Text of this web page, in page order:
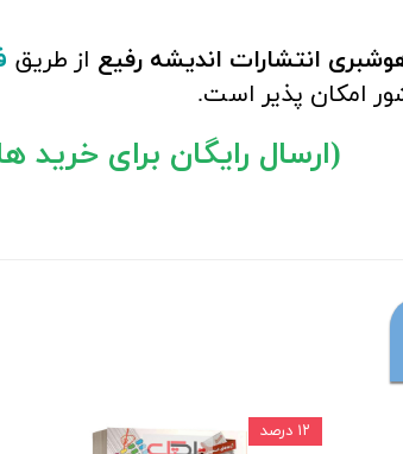
انتشارات اندیشه رفیع از طریق
امکان پذیر است.
(ارسال رایگان برای خرید های بالای 5
۱۲ درصد